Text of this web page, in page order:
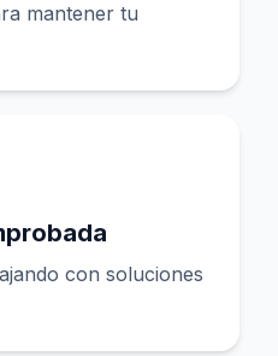
mantener tu
con soluciones